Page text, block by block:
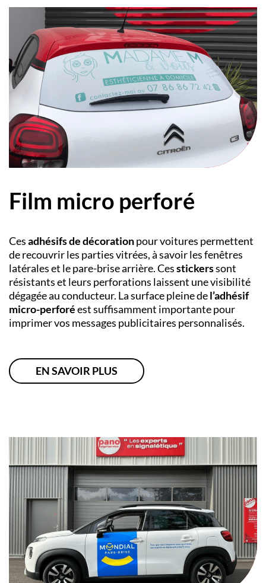
Film micro perforé
Cesadhésifs de décorationpour voitures permettent
de recouvrir les parties vitrées, à savoir les fenêtres
latérales et le pare-brise arrière. Cesstickerssont
résistants et leurs perforations laissent une visibilité
dégagée au conducteur. La surface pleine del’adhésif
micro-perforéest suffisamment importante pour
imprimer vos messages publicitaires personnalisés.
EN SAVOIR PLUS